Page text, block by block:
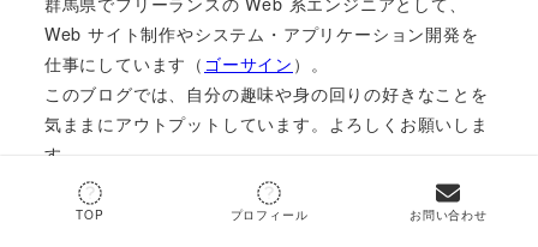
Web サイト制作やシステム・アプリケーション開発を
仕事にしています（ ゴーサイン ）。
このブログでは、自分の趣味や身の回りの好きなことを
気ままにアウトプットしています。よろしくお願いしま
す。
＞＞詳しいプロフィールはこちら
TOP プロフィール お問い合わせ